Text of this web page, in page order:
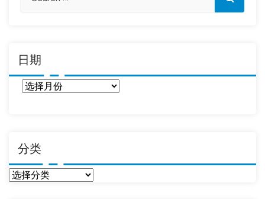
日期
分类
分